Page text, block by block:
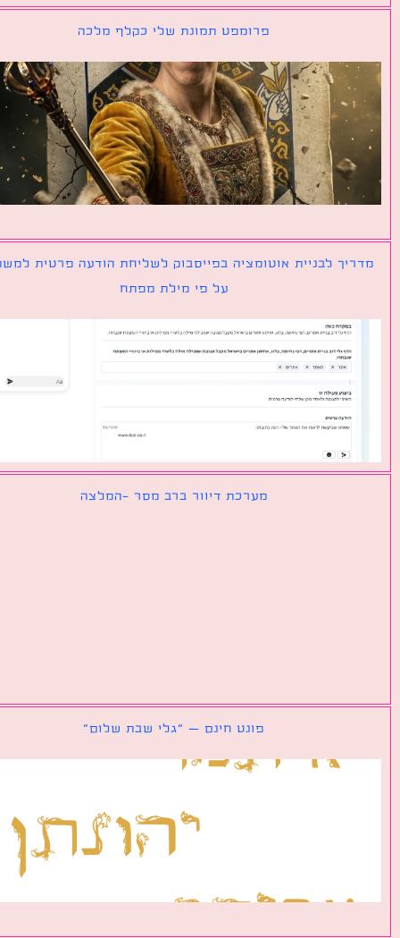
פרומפט תמונת שלי כקלף מלכה
לבניית אוטומציה בפייסבוק לשליחת הודעה פרטית למשתמש
על פי מילת מפתח
מערכת דיוור ברב מסר -המלצה
פונט חינם – ״גלי שבת שלום״